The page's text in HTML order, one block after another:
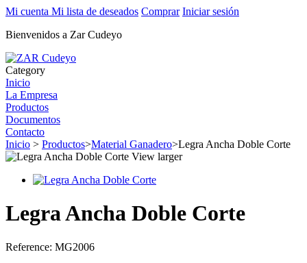
Mi cuenta Mi lista de deseados Comprar Iniciar sesión
Bienvenidos a Zar Cudeyo
Category
Inicio
La Empresa
Productos
Documentos
Contacto
Inicio > Productos>Material Ganadero>Legra Ancha Doble Corte
View larger
Legra Ancha Doble Corte
Reference: MG2006